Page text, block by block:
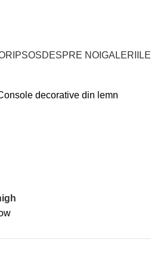
ROMÂNIEI
IPSOSDESPRE NOI GALERIILE
decorative din lemn